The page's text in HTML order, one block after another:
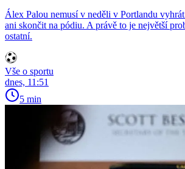
Álex Palou nemusí v neděli v Portlandu
ani skončit na pódiu. A právě to je největší
ostatní.
Vše o sportu
dnes, 11:51
5 min